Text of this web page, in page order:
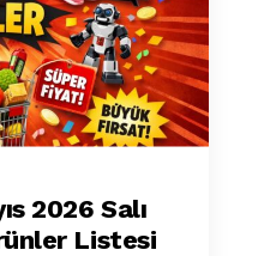
2026 Salı
Listesi